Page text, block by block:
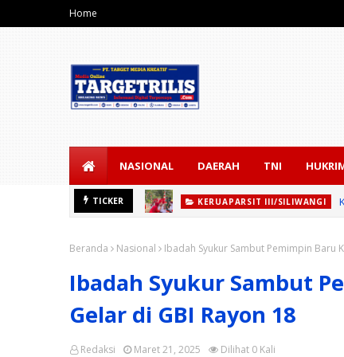
Home
NASIONAL DAERAH TNI
TICKER KERUAPARSIT III/SILIWANGI
Beranda Nasional Ibadah Syukur Sambut Pemimpin Baru
Ibadah Syukur Sambut
Gelar di GBI Rayon 18
Redaksi Dilihat 0 Kali
Maret 21, 2025